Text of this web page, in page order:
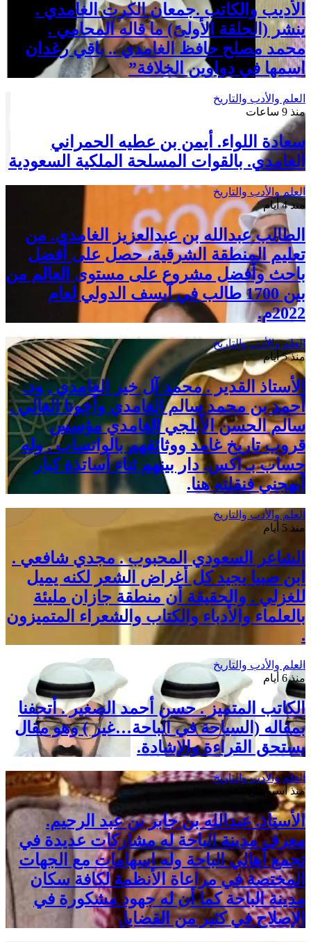
الأديب والكاتب .جمعان الكرت الغامدي .
ينشر (الحلقة الأولىً) ما قاله المحامي .
محمد مصلح حافظ الغامدي .. باقي رغدان
اسمها في دواوين الخلافة”
العلم والأدب والتاريخ
منذ 9 ساعات
سعادة اللواء. أيمن بن عطيه الحمراني
الغامدي. بالقوات المسلحة الملكية السعودية
العلم والأدب والتاريخ
منذ 4 أيام
الطالب عبدالله بن عبدالعزيز الغامدي. من
تعليم المنطقة الشرقية، حصل على أفضل
باحث وأفضل مشروع على مستوى العالم من
بين 1700 طالب في آيسف الدولي لعام
2022م.
العلم والأدب والتاريخ
منذ 5 أيام
الأستاذ القدير . محمد آل خير الغامدي , ود.
أحمد بن محمد سالم الغامدي وأخونا الغالي .
سالم الحسن الأبلجي الغامدي مؤسس
قروب تاريخ غامد ووثائقهم بالواتساب . وله
حساب بـ اكس. دار بينهم ثناء أساتذة كبار
أبهجني فنقلته هنا.
العلم والأدب والتاريخ
منذ 5 أيام
الشاعر السعودي المحبوب . مجدي شافعي .
ابن صبيا يجيد كل أغراض الشعر لكنه يميل
للغزلي . والحقيقة أن منطقة جازان مليئة
بالعلماء والأدباء والكتاب والشعراء المتميزون
.
العلم والأدب والتاريخ
منذ 6 أيام
الكاتب المتميز . حسن أحمد الصغير . أتحفنا
بمقاله (السياحة في الباحة…غير ) وهو مقال
يستحق القراءة والإشادة.
العلم والأدب والتاريخ
منذ أسبوعين
الأستاذ. عبدالله بن جابر بن عبد الرحيم.
معرف مدينة الباحة له مشاركات عديدة في
تجمع أهالي الباحة وله اسهامات مع الجهات
المختصة في مراعاة الأنظمة لكافة سكان
مدينة الباحة كما أن له جهود مشكورة في
الإصلاح في كثير من القضايا.